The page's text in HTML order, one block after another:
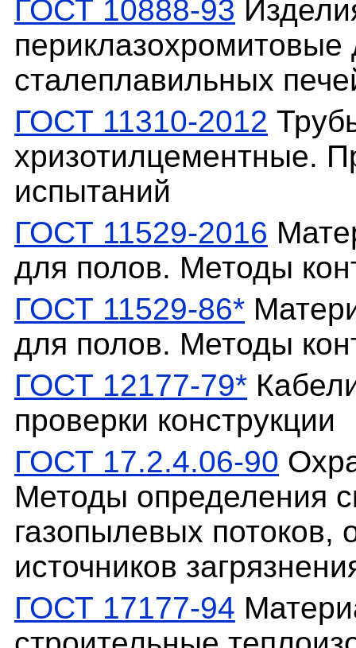
ГОСТ 10888-93
периклазохромитовые
сталеплавильных
ГОСТ 11310-2012
хризотилцементные.
испытаний
ГОСТ 11529-2016
для полов. Методы
ГОСТ 11529-86*
для полов. Методы
ГОСТ 12177-79*
проверки конструкции
ГОСТ 17.2.4.06-90
Методы определения
газопылевых потоков,
источников
ГОСТ 17177-94